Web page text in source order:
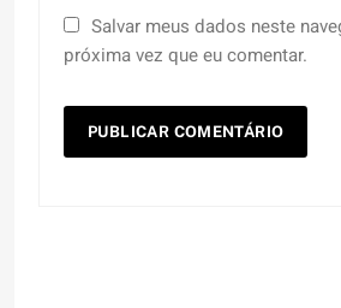
Salvar meus dados neste
próxima vez que eu comentar.